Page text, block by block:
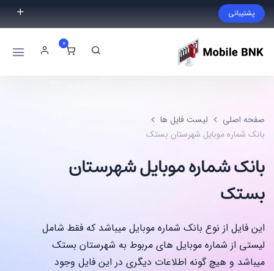
پشتیبانی
فایل مورد نظر خود را پیدا نکردید؟ با ما تماس بگیرید.
09999868721
0
صفحه اصلی
لیست فایل ها
بانک شماره موبایل شهرستان بستک
بانک شماره موبایل شهرستان
بستک
این فایل از نوع بانک شماره موبایل میباشد که فقط شامل
لیستی از شماره موبایل های مربوط به شهرستان بستک
میباشد و هیچ گونه اطلاعات دیگری در این فایل وجود